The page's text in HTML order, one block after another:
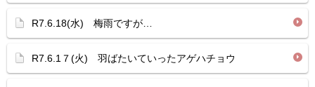
R7.6.18(水) 梅雨ですが…
R7.6.1７(火) 羽ばたいていったアゲハチョウ